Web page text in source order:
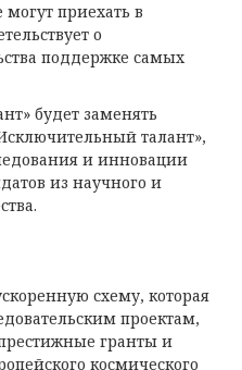
приехать в
о
поддержке самых
будет заменять
талант»,
и инновации
из научного и
схему, которая
проектам,
гранты и
космического